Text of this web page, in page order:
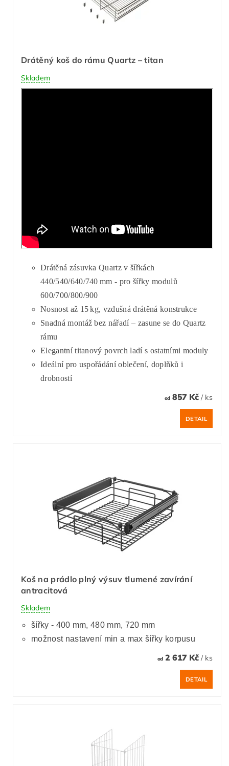
Drátěný koš do rámu Quartz – titan
Skladem
Drátěná zásuvka Quartz v šířkách
440/540/640/740 mm - pro šířky modulů
600/700/800/900
Nosnost až 15 kg, vzdušná drátěná konstrukce
Snadná montáž bez nářadí – zasune se do Quartz
rámu
Elegantní titanový povrch ladí s ostatními moduly
Ideální pro uspořádání oblečení, doplňků i
drobností
od857 Kč / ks
DETAIL
Koš na prádlo plný výsuv tlumené zavírání
antracitová
Skladem
šířky - 400 mm, 480 mm, 720 mm
možnost nastavení min a max šířky korpusu
od2 617 Kč / ks
DETAIL